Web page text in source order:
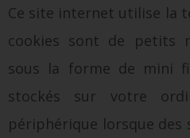
Ce site internet utilise la
cookies sont de petits
sous la forme de mini
stockés sur votre
périphérique lorsque des